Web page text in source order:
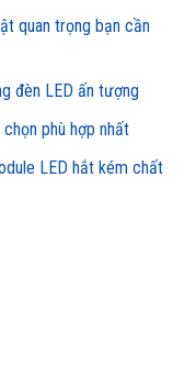
quan trọng bạn cần
đèn LED ấn tượng
phù hợp nhất
LED hắt kém chất